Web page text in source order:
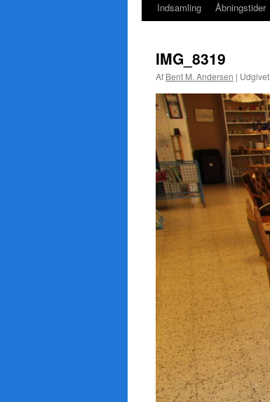
Hop
indhold
Indsamling Åbningstider
IMG_8319
Af Bent M. Andersen | Udgivet